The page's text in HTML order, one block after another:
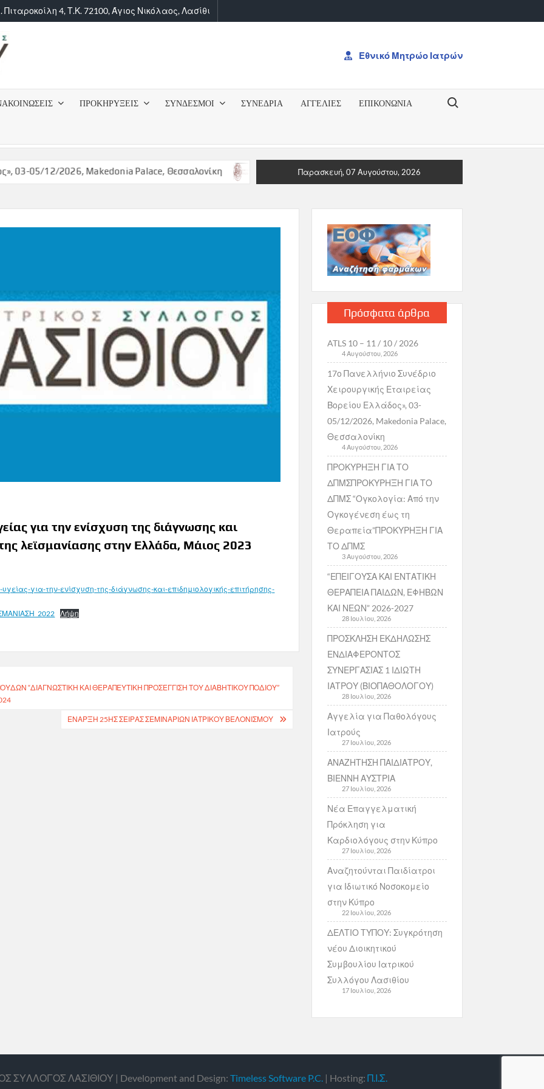
Πιταροκοίλη 4, Τ.Κ. 72100, Άγιος Νικόλαος, Λασίθι
ΣΥΛΛΟΓΟΣ
Εθνικό Μητρώο Ιατρών
ΠΡΟΚΗΡΥΞΕΙΣ ΣΥΝΔΕΣΜΟΙ ΣΥΝΕΔΡΙΑ ΑΓΓΕΛΙΕΣ ΕΠΙΚΟΝΩΝΊΑ
Search for:
05/12/2026, Makedonia Palace, Θεσσαλονίκη ΠΡΟΚΥΡΗΞΗ ΓΙΑ ΤΟ ΔΠΜΣΠΡΟΚΥΡΗΞΗ ΓΙΑ ΤΟ ΔΠΜΣ “Ογκολογία: Από
Παρασκευή, 07 Αυγούστου, 2026
για την ενίσχυση της διάγνωσης και
λεϊσμανίασης στην Ελλάδα, Μάιος 2023
για-την-ενίσχυση-της-διάγνωσης-και-επιδημιολογικής-επιτήρησης-
Λήψη
“ΔΙΑΓΝΩΣΤΙΚΉ ΚΑΙ ΘΕΡΑΠΕΥΤΙΚΉ ΠΡΟΣΈΓΓΙΣΗ ΤΟΥ ΔΙΑΒΗΤΙΚΟΎ ΠΟΔΙΟΎ”
ΈΝΑΡΞΗ 25ΗΣ ΣΕΙΡΆΣ ΣΕΜΙΝΑΡΊΩΝ ΙΑΤΡΙΚΟΎ ΒΕΛΟΝΙΣΜΟΎ
Πρόσφατα άρθρα
ATLS 10 – 11 / 10 / 2026
4 Αυγούστου, 2026
17ο Πανελλήνιο Συνέδριο
Χειρουργικής Εταιρείας
Βορείου Ελλάδος», 03-
05/12/2026, Makedonia Palace,
Θεσσαλονίκη
4 Αυγούστου, 2026
ΠΡΟΚΥΡΗΞΗ ΓΙΑ ΤΟ
ΔΠΜΣΠΡΟΚΥΡΗΞΗ ΓΙΑ ΤΟ
ΔΠΜΣ “Ογκολογία: Από την
Ογκογένεση έως τη
Θεραπεία”ΠΡΟΚΥΡΗΞΗ ΓΙΑ
ΤΟ ΔΠΜΣ
3 Αυγούστου, 2026
“ΕΠΕΙΓΟΥΣΑ ΚΑΙ ΕΝΤΑΤΙΚΗ
ΘΕΡΑΠΕΙΑ ΠΑΙΔΩΝ, ΕΦΗΒΩΝ
ΚΑΙ ΝΕΩΝ” 2026-2027
28 Ιουλίου, 2026
ΠΡΟΣΚΛΗΣΗ ΕΚΔΗΛΩΣΗΣ
ΕΝΔΙΑΦΕΡΟΝΤΟΣ
ΣΥΝΕΡΓΑΣΙΑΣ 1 ΙΔΙΩΤΗ
ΙΑΤΡΟΥ (ΒΙΟΠΑΘΟΛΟΓΟΥ)
28 Ιουλίου, 2026
Αγγελία για Παθολόγους
Ιατρούς
27 Ιουλίου, 2026
ΑΝΑΖΗΤΗΣΗ ΠΑΙΔΙΑΤΡΟΥ,
ΒΙΕΝΝΗ ΑΥΣΤΡΙΑ
27 Ιουλίου, 2026
Νέα Επαγγελματική
Πρόκληση για
Καρδιολόγους στην Κύπρο
27 Ιουλίου, 2026
Αναζητούνται Παιδίατροι
για Ιδιωτικό Νοσοκομείο
στην Κύπρο
22 Ιουλίου, 2026
ΔΕΛΤΙΟ ΤΥΠΟΥ: Συγκρότηση
νέου Διοικητικού
Συμβουλίου Ιατρικού
Συλλόγου Λασιθίου
17 Ιουλίου, 2026
ΣΥΛΛΟΓΟΣ ΛΑΣΙΘΙΟΥ | Develοpment and Design: Timeless Software P.C. | Hosting: Π.Ι.Σ.